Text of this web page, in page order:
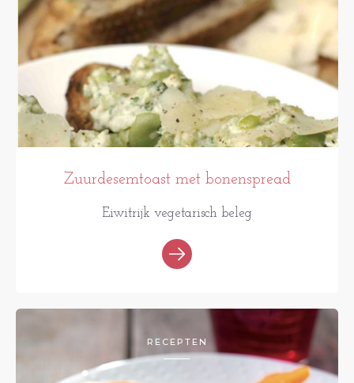
Zuurdesemtoast met bonenspread
Eiwitrijk vegetarisch beleg
RECEPTEN